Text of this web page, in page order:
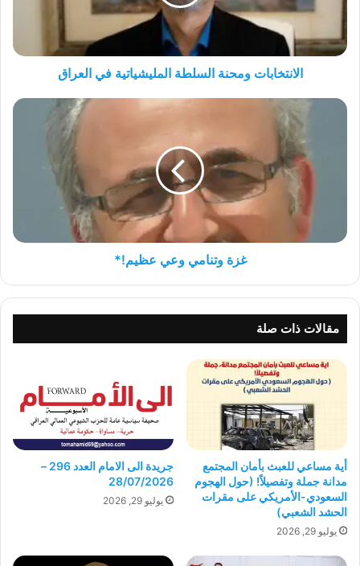
الانتخابات ومحنة السلطة المليشياتية في العراق
غزة
غزة وتنامي وعي عظيم!*
مقالات ذات صلة
أية مساعي للعبث بأمان المجتمع
مدانة جملة وتفصيلاً! (حول الهجوم
السعودي-الأمريكي على مقرات
الحشد الشعبي)
يوليو 29, 2026
جريدة الى الامام العدد 296 –
28/07/2026
يوليو 29, 2026